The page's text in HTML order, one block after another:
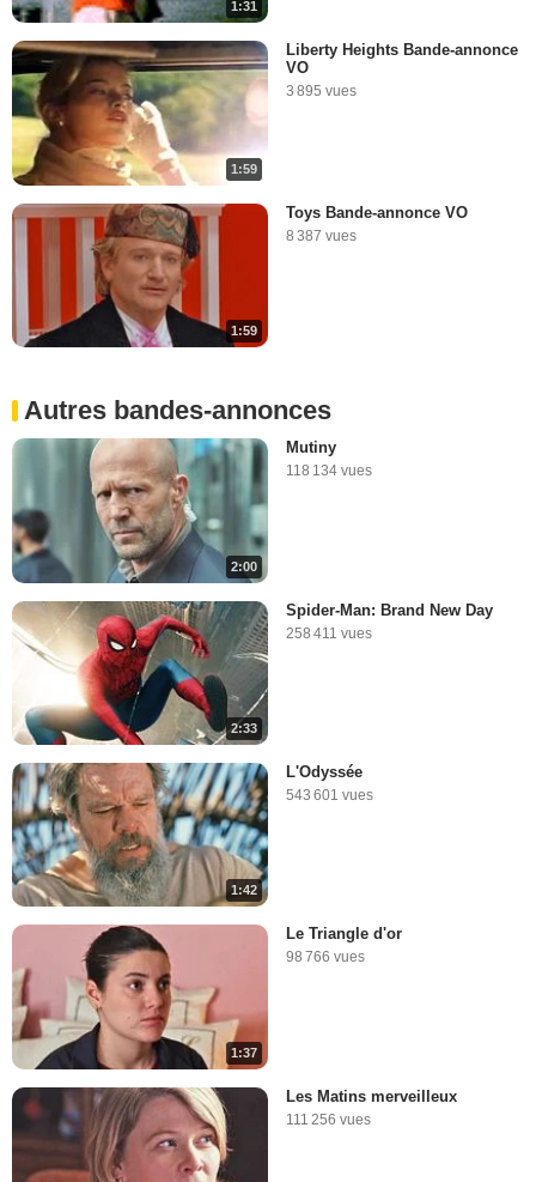
1:31
1:59
Liberty Heights Bande-annonce
VO
3 895 vues
1:59
Toys Bande-annonce VO
8 387 vues
Autres bandes-annonces
2:00
Mutiny
118 134 vues
2:33
Spider-Man: Brand New Day
258 411 vues
1:42
L'Odyssée
543 601 vues
1:37
Le Triangle d'or
98 766 vues
Les Matins merveilleux
111 256 vues